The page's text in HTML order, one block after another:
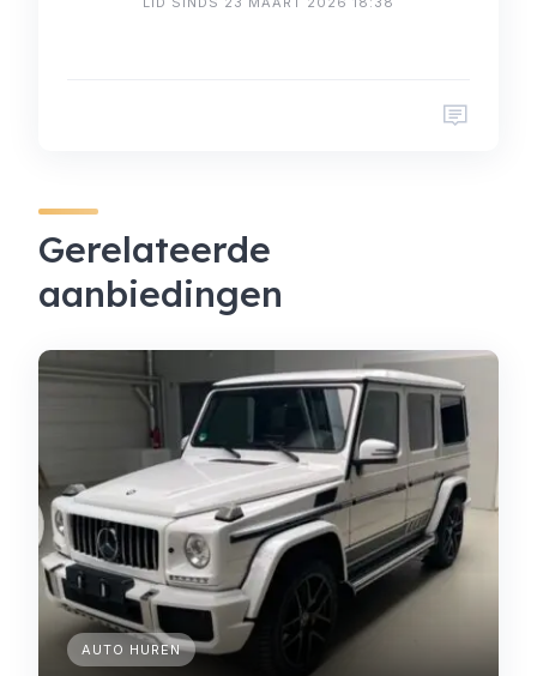
Gerelateerde
aanbiedingen
AUTO HUREN